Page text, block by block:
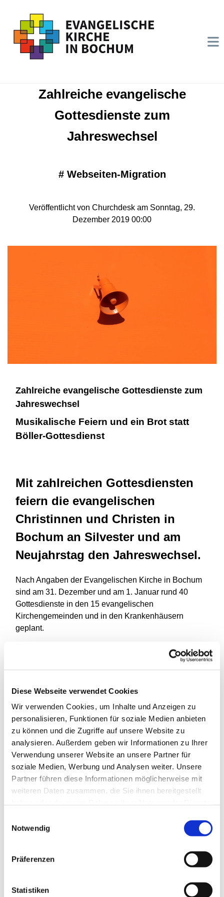
Diese Webseite verwendet Cookies
Wir verwenden Cookies, um Inhalte und Anzeigen zu
personalisieren, Funktionen für soziale Medien anbieten
zu können und die Zugriffe auf unsere Website zu
analysieren. Außerdem geben wir Informationen zu Ihrer
Verwendung unserer Website an unsere Partner für
soziale Medien, Werbung und Analysen weiter. Unsere
Partner führen diese Informationen möglicherweise mit
weiteren Daten zusammen, die Sie ihnen bereitgestellt
Notwendig
Präferenzen
Statistiken
Zahlreiche evangelische
Gottesdienste zum
Jahreswechsel
# Webseiten-Migration
Veröffentlicht von Churchdesk am Sonntag, 29.
Dezember 2019 00:00
Zahlreiche evangelische Gottesdienste zum
Jahreswechsel
Musikalische Feiern und ein Brot statt
Böller-Gottesdienst
Mit zahlreichen Gottesdiensten
feiern die evangelischen
Christinnen und Christen in
Bochum an Silvester und am
Neujahrstag den Jahreswechsel.
Nach Angaben der Evangelischen Kirche in Bochum
sind am 31. Dezember und am 1. Januar rund 40
Gottesdienste in den 15 evangelischen
Kirchengemeinden und in den Krankenhäusern
geplant.
Die Gottesdienste zum Jahreswechsel werden in
Neujahrsgottesdienst um 11 Uhr in der
gemeinsamer Imbiss an. In Altenbochum-Laer lädt die
Gemeinde nach dem Gottesdienst (17 Uhr) zu einem
Sektempfang im Gemeindehaus an der Grimmestraße
ein.
In Gerthe lädt die Kirchengemeinde Bochum-Nord am
Neujahrstag um 15 Uhr in die Christuskirche an der
Lothringer Straße 29 zum "Eiserkuchen-Essen und
Kaffeetrinken" ein. Anschließend steht um 17 Uhr ein
Querenburg geprägt. Im Thomaszentrum (Girondelle
Gottesdienst mit dem Chor der Apostelkirche unter
dem Motto "Hebe deine Augen auf!" geplant. Ebenfalls